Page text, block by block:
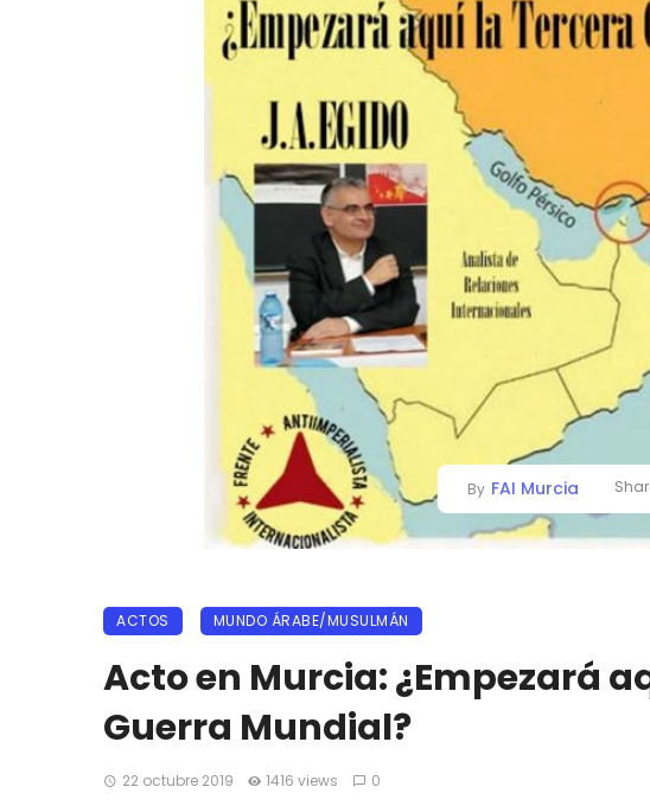
By FAI Murcia
ACTOS MUNDO ÁRABE/MUSULMÁN
Acto en Murcia: ¿Empezará
Guerra Mundial?
22 octubre 2019 1416 views 0